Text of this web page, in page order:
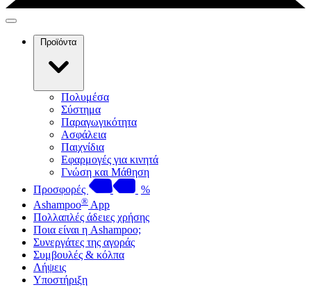
Προϊόντα
Πολυμέσα
Σύστημα
Παραγωγικότητα
Ασφάλεια
Παιχνίδια
Εφαρμογές για κινητά
Γνώση και Μάθηση
Προσφορές
%
Ashampoo® App
Πολλαπλές άδειες χρήσης
Ποια είναι η Ashampoo;
Συνεργάτες της αγοράς
Συμβουλές & κόλπα
Λήψεις
Υποστήριξη